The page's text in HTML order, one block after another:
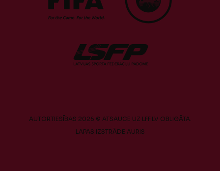
AUTORTIESĪBAS 2026 © ATSAUCE UZ LFF.LV OBLIGĀTA.
LAPAS IZSTRĀDE AURIS